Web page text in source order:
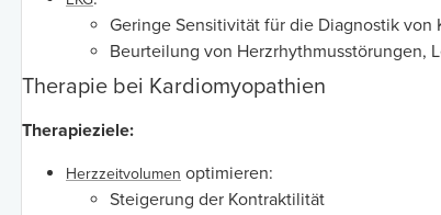
Geringe Sensitivität für die Diagnostik von
Beurteilung von Herzrhythmusstörungen,
Therapie bei Kardiomyopathien
Therapieziele:
Herzzeitvolumen optimieren:
Steigerung der Kontraktilität